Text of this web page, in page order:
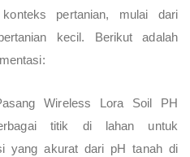
pertanian, mulai dari
kecil. Berikut adalah
Wireless Lora Soil PH
titik di lahan untuk
yang akurat dari pH tanah di